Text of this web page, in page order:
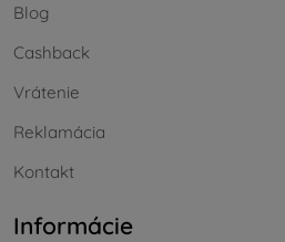
Blog
Cashback
Vrátenie
Reklamácia
Kontakt
Informácie